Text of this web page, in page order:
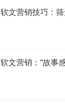
软文营销技巧：
软文营销：“故事